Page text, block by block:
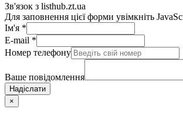
Зв'язок з listhub.zt.ua
Для заповнення цієї форми увімкніть
Ім'я *
E-mail *
Номер телефону
Ваше повідомлення
Надіслати
×